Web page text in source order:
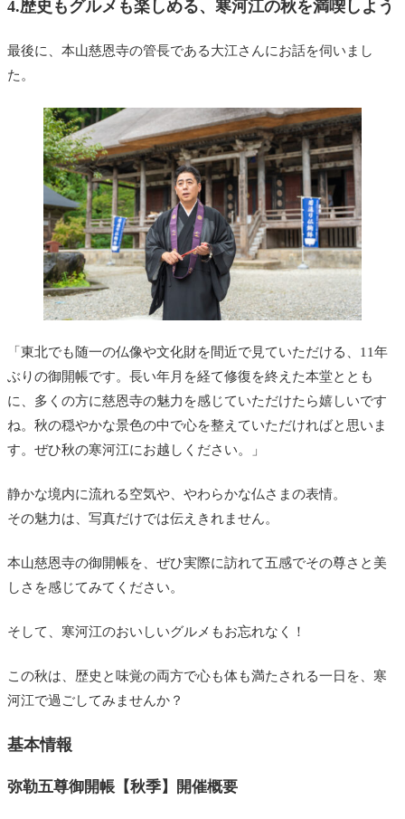
4.歴史もグルメも楽しめる、寒河江の秋を満喫しよう
最後に、本山慈恩寺の管長である大江さんにお話を伺いまし
た。
「東北でも随一の仏像や文化財を間近で見ていただける、11年
ぶりの御開帳です。長い年月を経て修復を終えた本堂ととも
に、多くの方に慈恩寺の魅力を感じていただけたら嬉しいです
ね。秋の穏やかな景色の中で心を整えていただければと思いま
す。ぜひ秋の寒河江にお越しください。」
静かな境内に流れる空気や、やわらかな仏さまの表情。
その魅力は、写真だけでは伝えきれません。
本山慈恩寺の御開帳を、ぜひ実際に訪れて五感でその尊さと美
しさを感じてみてください。
そして、寒河江のおいしいグルメもお忘れなく！
この秋は、歴史と味覚の両方で心も体も満たされる一日を、寒
河江で過ごしてみませんか？
基本情報
弥勒五尊御開帳【秋季】開催概要